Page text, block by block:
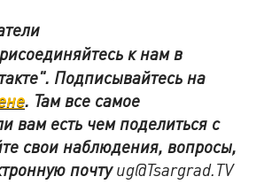
к нам в
. Подписывайтесь на
. Там все самое
вам есть чем поделиться с
свои наблюдения, вопросы,
почтуug@Tsargrad.TV